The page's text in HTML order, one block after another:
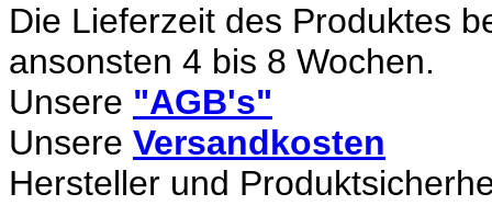
Die Lieferzeit des Produktes
ansonsten 4 bis 8 Wochen.
Unsere "AGB's"
Unsere Versandkosten
Hersteller und